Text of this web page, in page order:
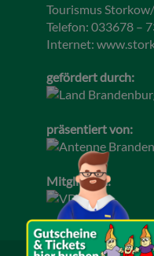
Tourismus
Telefon: 033678 –
Internet:
gefördert durch:
präsentiert von:
Mitglied im: